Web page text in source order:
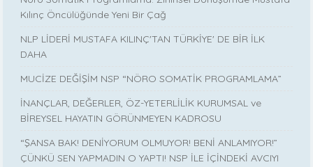
Kılınç Öncülüğünde Yeni Bir Çağ
NLP LİDERİ MUSTAFA KILINÇ'TAN TÜRKİYE' DE BİR İLK
DAHA
MUCİZE DEĞİŞİM NSP “NÖRO SOMATİK PROGRAMLAMA”
İNANÇLAR, DEĞERLER, ÖZ-YETERLİLİK KURUMSAL ve
BİREYSEL HAYATIN GÖRÜNMEYEN KADROSU
“ŞANSA BAK! DENİYORUM OLMUYOR! BENİ ANLAMIYOR!”
ÇÜNKÜ SEN YAPMADIN O YAPTI! NSP İLE İÇİNDEKİ AVCIYI